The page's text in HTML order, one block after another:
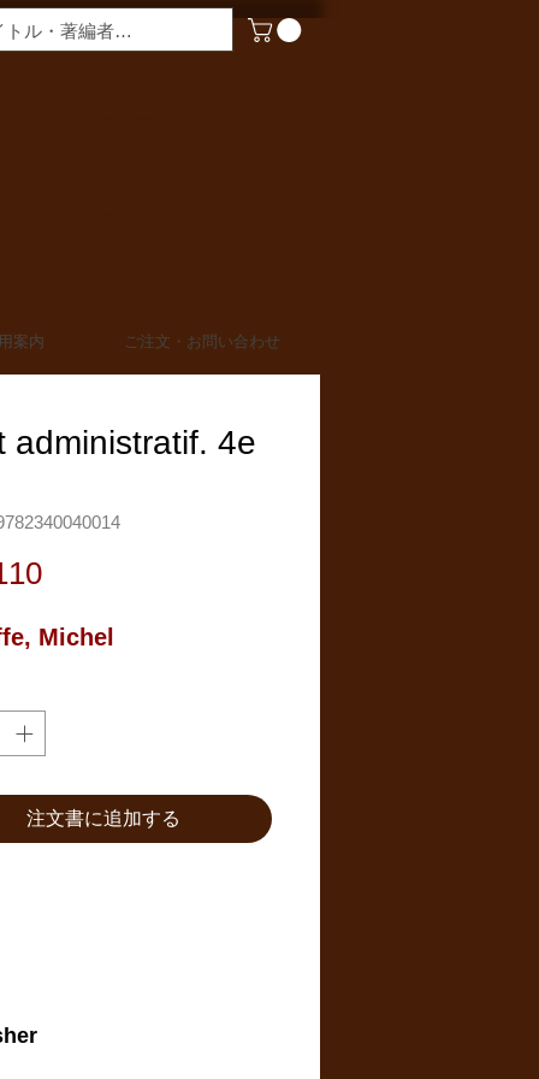
案内 ご注文・お問い合わせ
administratif. 4e
価
Michel
注文書に追加する